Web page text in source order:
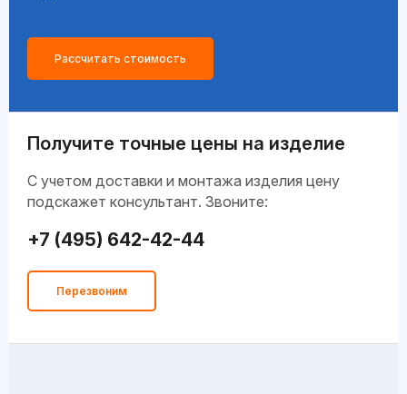
Рассчитать стоимость
Получите точные цены на изделие
C учетом доставки и монтажа изделия цену
подскажет консультант. Звоните:
+7 (495) 642-42-44
Перезвоним